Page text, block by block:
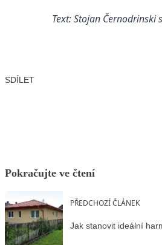
Text: Stojan
SDÍLET
Pokračujte ve čtení
PŘEDCHOZÍ ČLÁNEK
Jak stanovit ideální